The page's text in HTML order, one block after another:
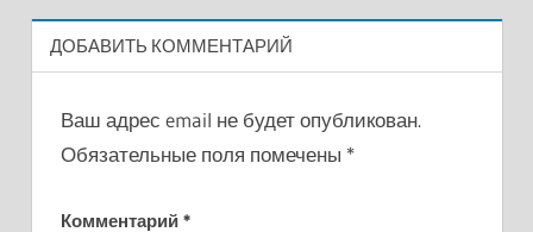
ДОБАВИТЬ КОММЕНТАРИЙ
Ваш адрес email не будет опубликован.
Обязательные поля помечены *
Комментарий *